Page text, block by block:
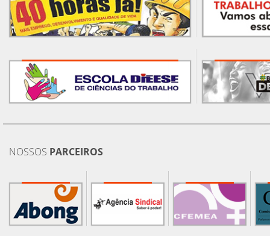
NOSSOS PARCEIROS